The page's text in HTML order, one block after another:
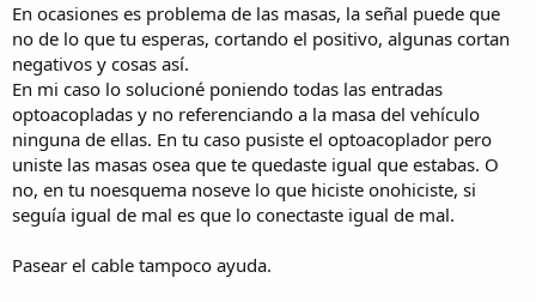
En ocasiones es problema de las masas, la señal puede que
no de lo que tu esperas, cortando el positivo, algunas cortan
negativos y cosas así.
En mi caso lo solucioné poniendo todas las entradas
optoacopladas y no referenciando a la masa del vehículo
ninguna de ellas. En tu caso pusiste el optoacoplador pero
uniste las masas osea que te quedaste igual que estabas. O
no, en tu noesquema noseve lo que hiciste onohiciste, si
seguía igual de mal es que lo conectaste igual de mal.
Pasear el cable tampoco ayuda.